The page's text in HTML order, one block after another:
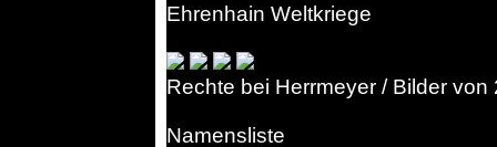
Ehrenhain Weltkriege
Rechte bei Herrmeyer / Bilder von
Namensliste